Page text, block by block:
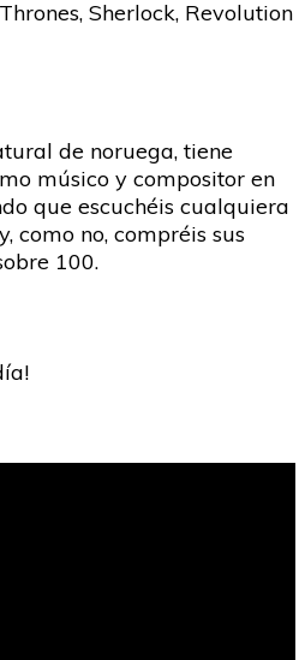
Sherlock, Revolution
de noruega, tiene
músico y compositor en
que escuchéis cualquiera
como no, compréis sus
100.